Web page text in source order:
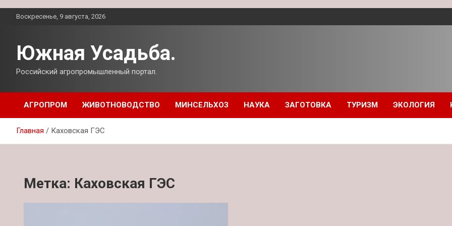
ПерейтиВоскресенье, 9 августа, 2026
Южная Усадьба.
Российский агропромышленный портал.
АГРОПРОМ ЖИВОТНОВОДСТВО МИНСЕЛЬХОЗ НАУКА ЗАГОТОВКА ТУРИЗМ ЭКОЛОГИЯ
Главная Каховская ГЭС
Метка: Каховская ГЭС